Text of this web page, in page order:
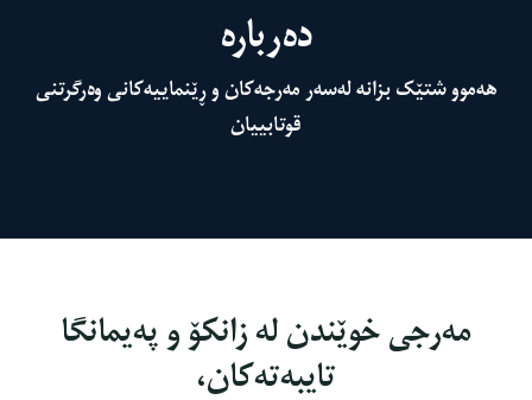
دەربارە
هەموو شتێک بزانە لەسەر مەرجەکان و ڕێنماییەکانی وەرگرتنی
قوتابییان
مەرجی خوێندن لە زانکۆ و پەیمانگا
تایبەتەکان،